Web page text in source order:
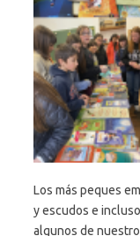
Los más peques
y escudos e
algunos de